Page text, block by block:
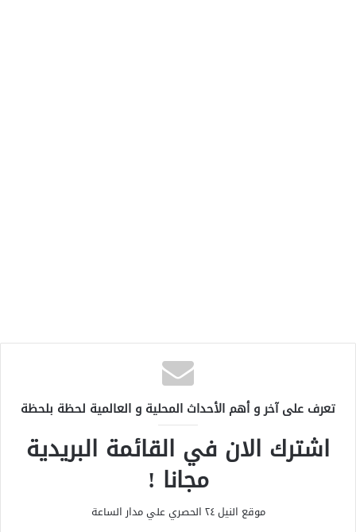
تعرف على آخر و أهم الأحداث المحلية و العالمية لحظة بلحظة
اشترك الان في القائمة البريدية
مجانا !
موقع النيل ٢٤ الحصري علي مدار الساعة